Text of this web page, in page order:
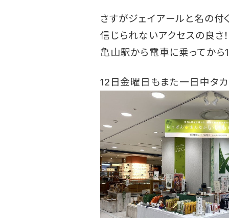
さすがジェイアールと名の付
信じられないアクセスの良さ
亀山駅から電車に乗ってか
12日金曜日もまた一日中タ